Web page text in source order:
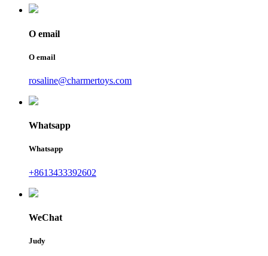
O email
O email
rosaline@charmertoys.com
Whatsapp
Whatsapp
+8613433392602
WeChat
Judy